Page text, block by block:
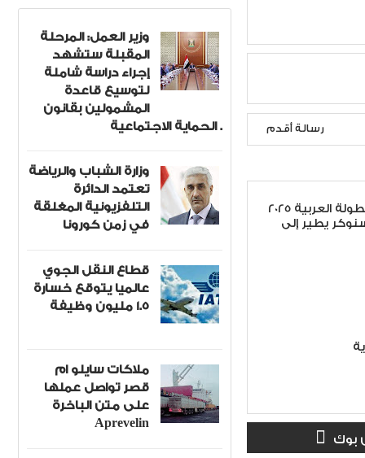
رسالة أقدم
للمشاركة في البطولة العربية 2025
يطير إلى
بوك
وزير العمل: المرحلة
المقبلة ستشهد
إجراء دراسة شاملة
لتوسيع قاعدة
المشمولين بقانون
الحماية الاجتماعية .
وزارة الشباب والرياضة
تعتمد الدائرة
التلفزيونية المغلقة
في زمن كورونا
قطاع النقل الجوي
عالميا يتوقع خسارة
1.5 مليون وظيفة
ملاكات سايلو ام
قصر تواصل عملها
على متن الباخرة
Aprevelin